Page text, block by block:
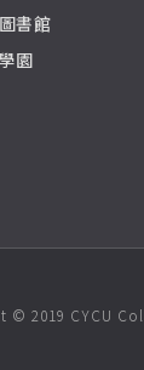
書館
園
© 2019 CYCU